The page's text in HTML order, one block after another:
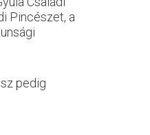
Pincészet, a
pedig